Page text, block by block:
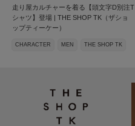
走り屋カルチャーを着る【頭文字D別注T
シャツ】登場 | THE SHOP TK（ザショ
ップティーケー）
CHARACTER MEN THE SHOP TK